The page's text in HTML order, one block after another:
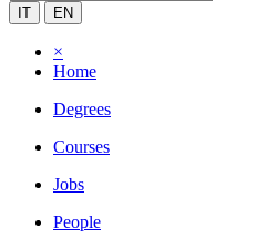
IT EN
×
Home
Degrees
Courses
Jobs
People